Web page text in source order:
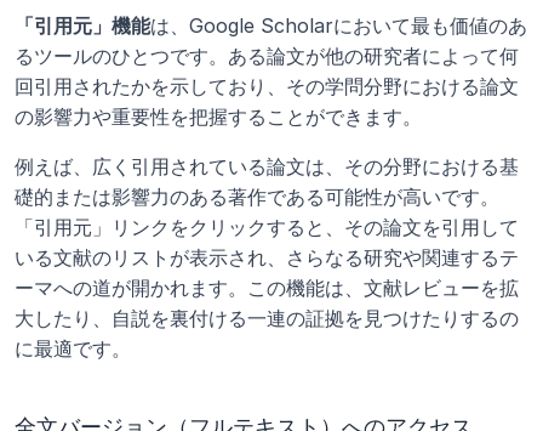
「引用元」機能は、Google Scholarにおいて最も価値のあ
るツールのひとつです。ある論文が他の研究者によって何
回引用されたかを示しており、その学問分野における論文
の影響力や重要性を把握することができます。
例えば、広く引用されている論文は、その分野における基
礎的または影響力のある著作である可能性が高いです。
「引用元」リンクをクリックすると、その論文を引用して
いる文献のリストが表示され、さらなる研究や関連するテ
ーマへの道が開かれます。この機能は、文献レビューを拡
大したり、自説を裏付ける一連の証拠を見つけたりするの
に最適です。